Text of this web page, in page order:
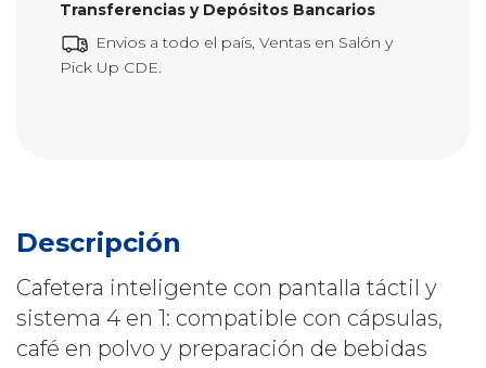
Transferencias y Depósitos Bancarios
Envios a todo el país, Ventas en Salón y
Pick Up CDE.
Descripción
Cafetera inteligente con pantalla táctil y
sistema 4 en 1: compatible con cápsulas,
café en polvo y preparación de bebidas